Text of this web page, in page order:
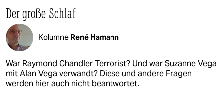
Der große Schlaf
Kolumne René Hamann
War Raymond Chandler Terrorist? Und war Suzanne Vega
mit Alan Vega verwandt? Diese und andere Fragen
werden hier auch nicht beantwortet.